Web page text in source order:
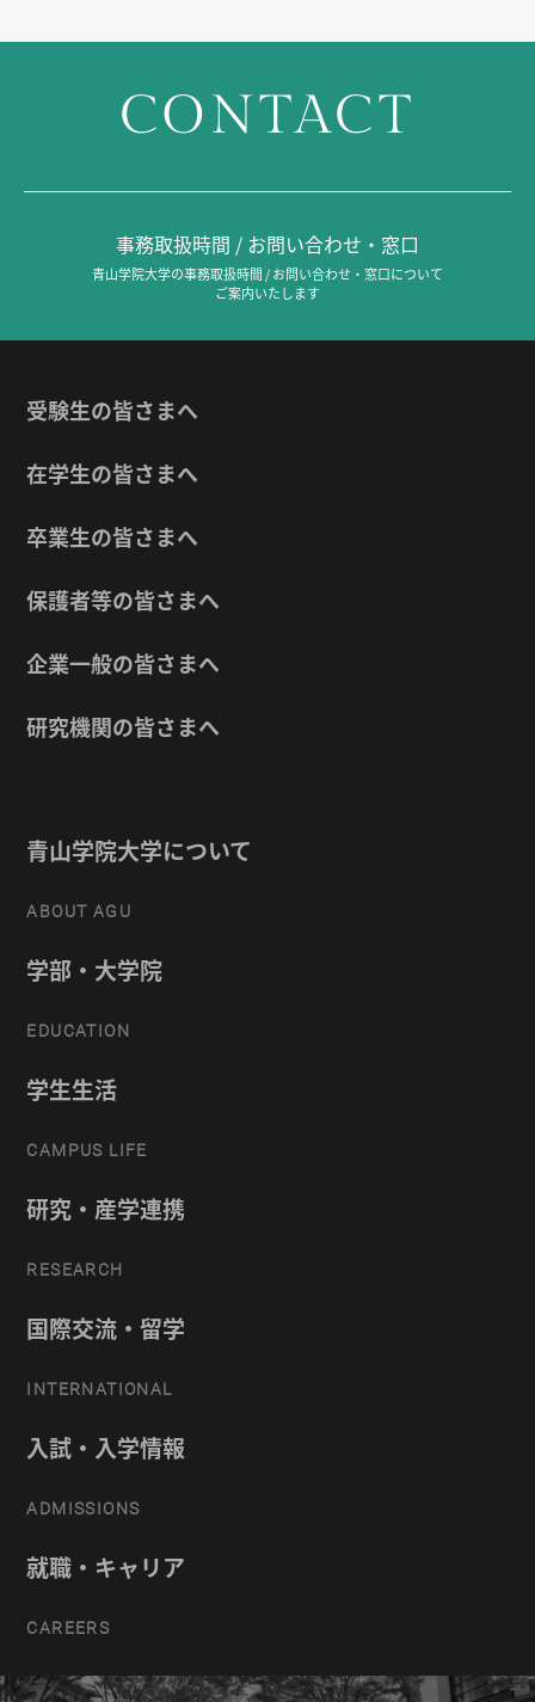
CONTACT
事務取扱時間 / お問い合わせ・窓口
青山学院大学の事務取扱時間 / お問い合わせ・窓口について
ご案内いたします
受験生の皆さまへ
在学生の皆さまへ
卒業生の皆さまへ
保護者等の皆さまへ
企業一般の皆さまへ
研究機関の皆さまへ
青山学院大学について
ABOUT AGU
学部・大学院
EDUCATION
学生生活
CAMPUS LIFE
研究・産学連携
RESEARCH
国際交流・留学
INTERNATIONAL
入試・入学情報
ADMISSIONS
就職・キャリア
CAREERS